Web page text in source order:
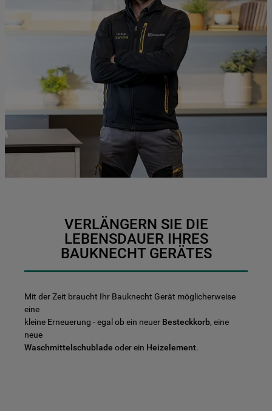
VERLÄNGERN SIE DIE
LEBENSDAUER IHRES
BAUKNECHT GERÄTES
Mit der Zeit braucht Ihr Bauknecht Gerät möglicherweise
eine
kleine Erneuerung - egal ob ein neuer Besteckkorb, eine
neue
Waschmittelschublade oder ein Heizelement.